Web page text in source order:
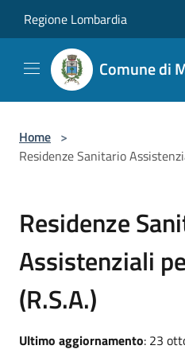
Regione Lombardia
Comune di
Home >
Residenze Sanitario
Residenze
Assistenziali
(R.S.A.)
Ultimo aggiornamento: 23